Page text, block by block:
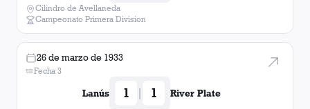
Cilindro de Avellaneda
Campeonato Primera Division
26 de marzo de 1933
Fecha 3
Lanús 1 | 1 River Plate